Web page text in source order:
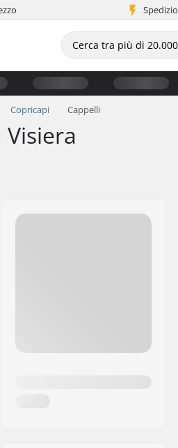
Copricapi Cappelli